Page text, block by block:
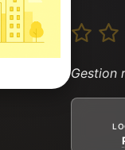
Gestion